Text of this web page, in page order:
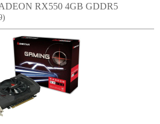
RX550 4GB GDDR5